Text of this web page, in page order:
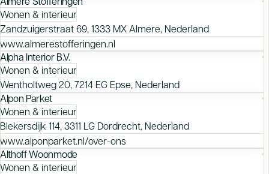
Wonen & interieur
Zandzuigerstraat 69, 1333 MX Almere, Nederland
www.almerestofferingen.nl
Alpha Interior B.V.
Wonen & interieur
Wentholtweg 20, 7214 EG Epse, Nederland
Alpon Parket
Wonen & interieur
Blekersdijk 114, 3311 LG Dordrecht, Nederland
www.alponparket.nl/over-ons
Althoff Woonmode
Wonen & interieur